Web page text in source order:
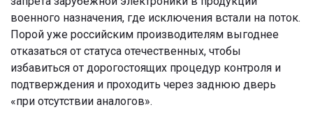
военного назначения, где исключения встали на поток.
Порой уже российским производителям выгоднее
отказаться от статуса отечественных, чтобы
избавиться от дорогостоящих процедур контроля и
подтверждения и проходить через заднюю дверь
«при отсутствии аналогов».